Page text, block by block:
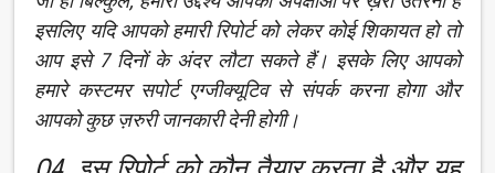
इसलिए यदि आपको हमारी रिपोर्ट को लेकर कोई शिकायत हो तो
आप इसे 7 दिनों के अंदर लौटा सकते हैं। इसके लिए आपको
हमारे कस्टमर सपोर्ट एग्जीक्यूटिव से संपर्क करना होगा और
आपको कुछ ज़रुरी जानकारी देनी होगी।